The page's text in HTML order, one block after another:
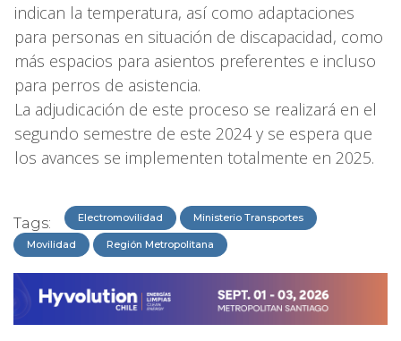
indican la temperatura, así como adaptaciones
para personas en situación de discapacidad, como
más espacios para asientos preferentes e incluso
para perros de asistencia.
La adjudicación de este proceso se realizará en el
segundo semestre de este 2024 y se espera que
los avances se implementen totalmente en 2025.
Tags: Electromovilidad Ministerio Transportes
Movilidad Región Metropolitana